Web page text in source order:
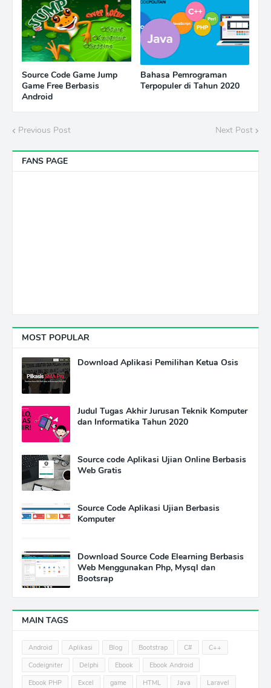
Source Code Game Jump
Game Free Berbasis
Android
Bahasa Pemrograman
Terpopuler di Tahun 2020
Previous Post Next Post
FANS PAGE
MOST POPULAR
Download Aplikasi Pemilihan Ketua Osis
Judul Tugas Akhir Jurusan Teknik Komputer
dan Informatika Tahun 2020
Source code Aplikasi Ujian Online Berbasis
Web Gratis
Source Code Aplikasi Ujian Berbasis
Komputer
Download Source Code Elearning Berbasis
Web Menggunakan Php, Mysql dan
Bootsrap
MAIN TAGS
Android Aplikasi Blog Bootstrap C#
C++
Codeigniter
Delphi Ebook
Ebook Android
Ebook PHP
Excel game HTML Java
Laravel